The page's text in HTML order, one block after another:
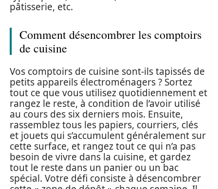
pâtisserie, etc.
Comment désencombrer les comptoirs
de cuisine
Vos comptoirs de cuisine sont-ils tapissés de
petits appareils électroménagers ? Sortez
tout ce que vous utilisez quotidiennement et
rangez le reste, à condition de l’avoir utilisé
au cours des six derniers mois. Ensuite,
rassemblez tous les papiers, courriers, clés
et jouets qui s’accumulent généralement sur
cette surface, et rangez tout ce qui n’a pas
besoin de vivre dans la cuisine, et gardez
tout le reste dans un panier ou un bac
spécial. Votre défi consiste à désencombrer